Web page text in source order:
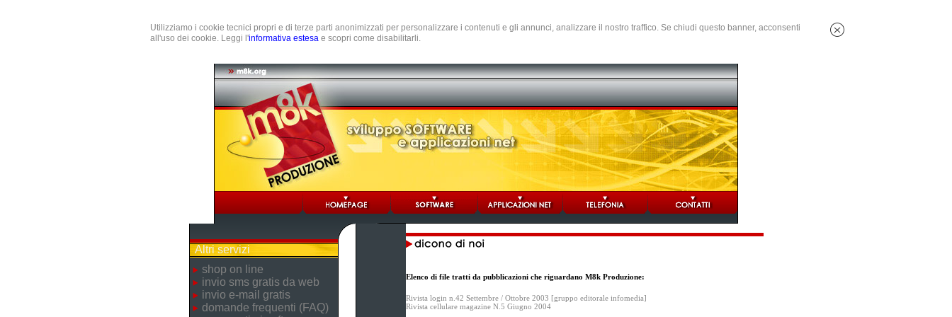
Utilizziamo i cookie tecnici propri e di terze parti anonimizzati per personalizzare i contenuti e gli annunci, analizzare il nostro traffico. Se chiudi questo banner, acconsenti
all'uso dei cookie. Leggi l'informativa estesa e scopri come disabilitarli.
Altri servizi
shop on line
invio sms gratis da web
invio e-mail gratis
domande frequenti (FAQ)
Elenco di file tratti da pubblicazioni che riguardano M8k Produzione:
Rivista login n.42 Settembre / Ottobre 2003 [gruppo editorale infomedia]
Rivista cellulare magazine N.5 Giugno 2004